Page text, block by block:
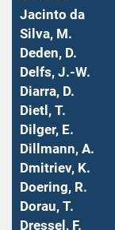
Jacinto da
Silva, M.
Deden, D.
Delfs, J.-W.
Diarra, D.
Dietl, T.
Dilger, E.
Dillmann, A.
Dmitriev, K.
Doering, R.
Dorau, T.
Dressel, F.